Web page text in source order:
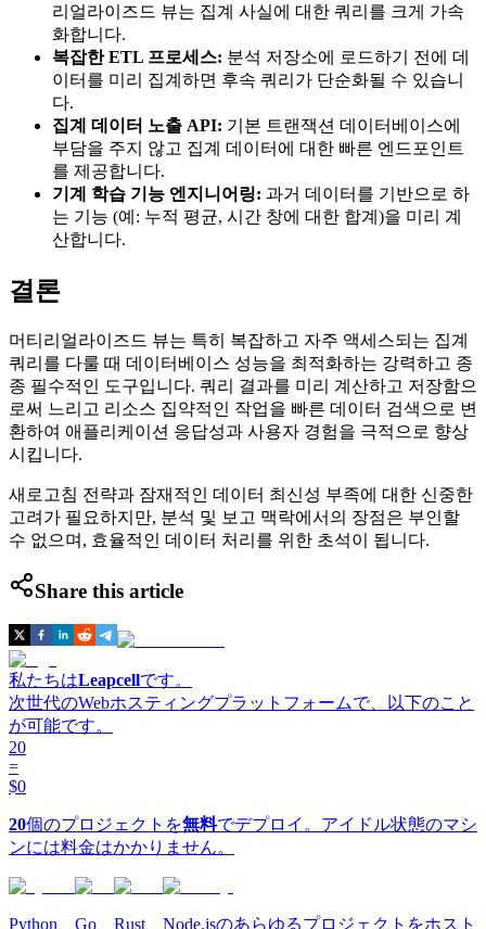
리얼라이즈드 뷰는 집계 사실에 대한 쿼리를 크게 가속
화합니다.
복잡한 ETL 프로세스: 분석 저장소에 로드하기 전에 데
이터를 미리 집계하면 후속 쿼리가 단순화될 수 있습니
다.
집계 데이터 노출 API: 기본 트랜잭션 데이터베이스에
부담을 주지 않고 집계 데이터에 대한 빠른 엔드포인트
를 제공합니다.
기계 학습 기능 엔지니어링: 과거 데이터를 기반으로 하
는 기능 (예: 누적 평균, 시간 창에 대한 합계)을 미리 계
산합니다.
결론
머티리얼라이즈드 뷰는 특히 복잡하고 자주 액세스되는 집계
쿼리를 다룰 때 데이터베이스 성능을 최적화하는 강력하고 종
종 필수적인 도구입니다. 쿼리 결과를 미리 계산하고 저장함으
로써 느리고 리소스 집약적인 작업을 빠른 데이터 검색으로 변
환하여 애플리케이션 응답성과 사용자 경험을 극적으로 향상
시킵니다.
새로고침 전략과 잠재적인 데이터 최신성 부족에 대한 신중한
고려가 필요하지만, 분석 및 보고 맥락에서의 장점은 부인할
수 없으며, 효율적인 데이터 처리를 위한 초석이 됩니다.
Share this article
私たちはLeapcellです。
次世代のWebホスティングプラットフォームで、以下のこと
が可能です。
20
=
$0
20個のプロジェクトを無料でデプロイ。アイドル状態のマシ
ンには料金はかかりません。
Python、Go、Rust、Node.jsのあらゆるプロジェクトをホスト